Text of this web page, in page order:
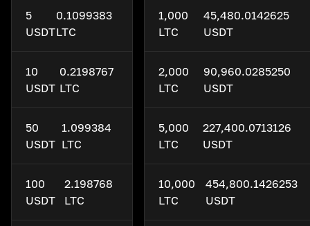
5
USDT
0.1099383
LTC
10
USDT
0.2198767
LTC
50
USDT
1.099384
LTC
100
USDT
2.198768
LTC
1,000
LTC
45,480.0142625
USDT
2,000
LTC
90,960.0285250
USDT
5,000
LTC
227,400.0713126
USDT
10,000
LTC
454,800.1426253
USDT